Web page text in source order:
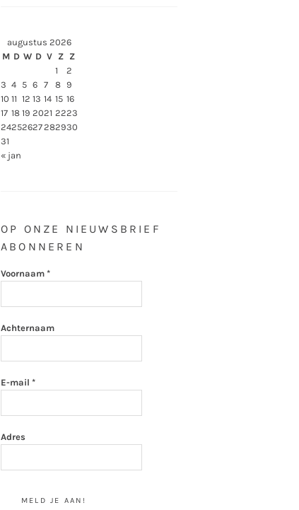
augustus 2026
M D W D V Z Z
1
2
3 4 5 6 7 8 9
10 11 12 13 14 15 16
17 18 19 2021 2223
24252627282930
31
« jan
OP ONZE NIEUWSBRIEF
ABONNEREN
Voornaam *
Achternaam
E-mail *
Adres